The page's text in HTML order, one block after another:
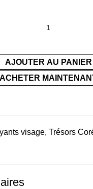
AJOUTER AU PANIER
ACHETER
visage, Trésors